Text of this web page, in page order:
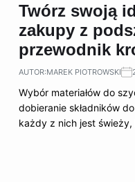
Twórz swoją
zakupy z
przewodnik
AUTOR:MAREK PIOTROWSKI
Wybór materiałów do
dobieranie składników
każdy z nich jest